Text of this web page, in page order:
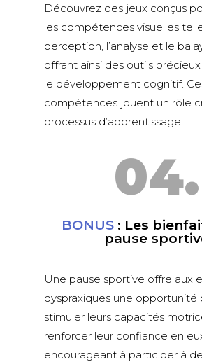
Découvrez des jeux conçus
les compétences visuelles
perception, l’analyse et le
offrant ainsi des outils
le développement cognitif.
compétences jouent un rôle
processus d’apprentissage.
04.
BONUS : Les
pause
Une pause sportive offre aux
dyspraxiques une opportunité
stimuler leurs capacités
renforcer leur confiance en
encourageant à participer à